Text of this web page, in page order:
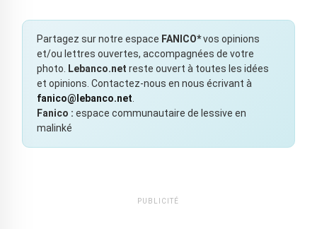
Partagez sur notre espace FANICO*vos opinions
et/ou lettres ouvertes, accompagnées de votre
photo. Lebanco.net reste ouvert à toutes les idées
et opinions. Contactez-nous en nous écrivant à
fanico@lebanco.net
Fanico : espace communautaire de lessive en
malinké
PUBLICITÉ